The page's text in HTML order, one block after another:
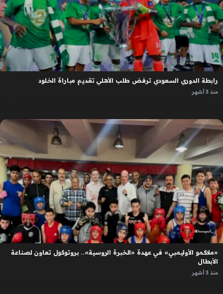
رابطة الدوري السعودي ترفض طلب الأهلي تقديم مباراة الخلود
منذ 3 أشهر
«ملاكمو الأوليمبي» في عهدة «الخبرة الروسية».. بروتوكول تعاون لصناعة
الأبطال
منذ 3 أشهر